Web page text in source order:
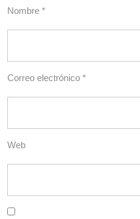
Nombre *
Correo electrónico *
Web